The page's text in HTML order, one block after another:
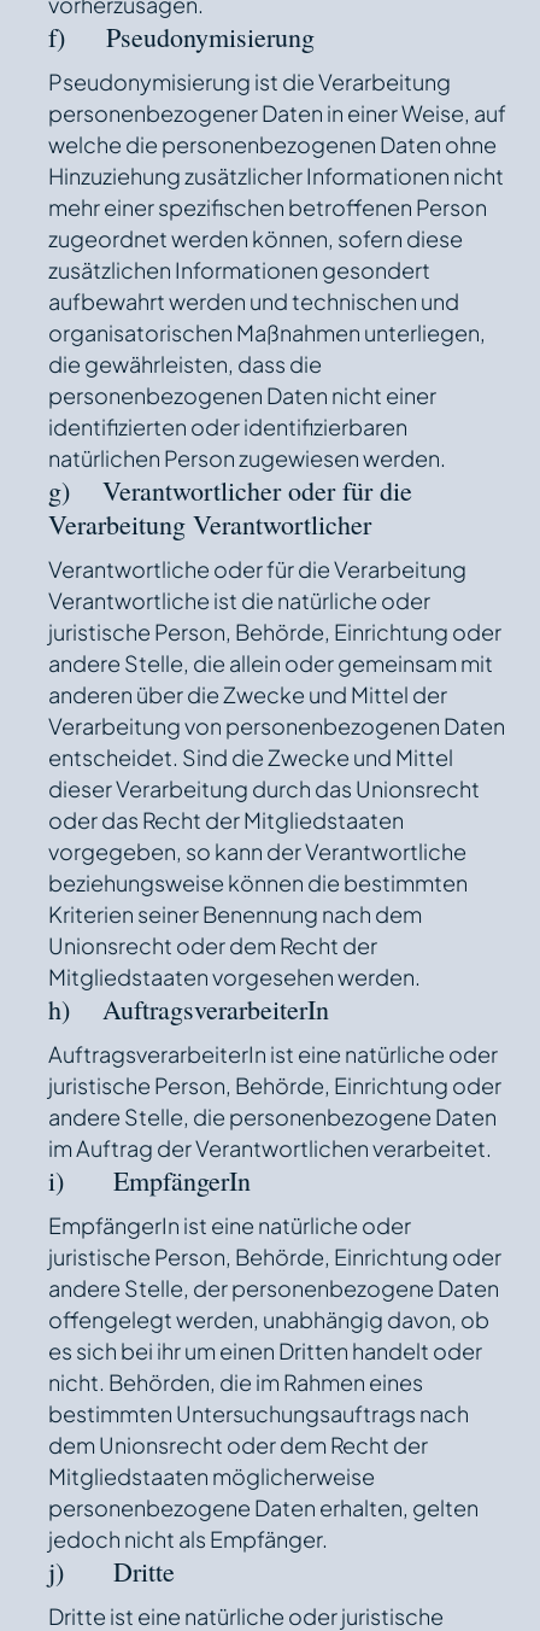
f) Pseudonymisierung
Pseudonymisierung ist die Verarbeitung
personenbezogener Daten in einer Weise, auf
welche die personenbezogenen Daten ohne
Hinzuziehung zusätzlicher Informationen nicht
mehr einer spezifischen betroffenen Person
zugeordnet werden können, sofern diese
zusätzlichen Informationen gesondert
aufbewahrt werden und technischen und
organisatorischen Maßnahmen unterliegen,
die gewährleisten, dass die
personenbezogenen Daten nicht einer
identifizierten oder identifizierbaren
natürlichen Person zugewiesen werden.
g) Verantwortlicher oder für die
Verarbeitung Verantwortlicher
Verantwortliche oder für die Verarbeitung
Verantwortliche ist die natürliche oder
juristische Person, Behörde, Einrichtung oder
andere Stelle, die allein oder gemeinsam mit
anderen über die Zwecke und Mittel der
Verarbeitung von personenbezogenen Daten
entscheidet. Sind die Zwecke und Mittel
dieser Verarbeitung durch das Unionsrecht
oder das Recht der Mitgliedstaaten
vorgegeben, so kann der Verantwortliche
beziehungsweise können die bestimmten
Kriterien seiner Benennung nach dem
Unionsrecht oder dem Recht der
Mitgliedstaaten vorgesehen werden.
h) AuftragsverarbeiterIn
AuftragsverarbeiterIn ist eine natürliche oder
juristische Person, Behörde, Einrichtung oder
andere Stelle, die personenbezogene Daten
im Auftrag der Verantwortlichen verarbeitet.
i) EmpfängerIn
EmpfängerIn ist eine natürliche oder
juristische Person, Behörde, Einrichtung oder
andere Stelle, der personenbezogene Daten
offengelegt werden, unabhängig davon, ob
es sich bei ihr um einen Dritten handelt oder
nicht. Behörden, die im Rahmen eines
bestimmten Untersuchungsauftrags nach
dem Unionsrecht oder dem Recht der
Mitgliedstaaten möglicherweise
personenbezogene Daten erhalten, gelten
jedoch nicht als Empfänger.
j) Dritte
Dritte ist eine natürliche oder juristische